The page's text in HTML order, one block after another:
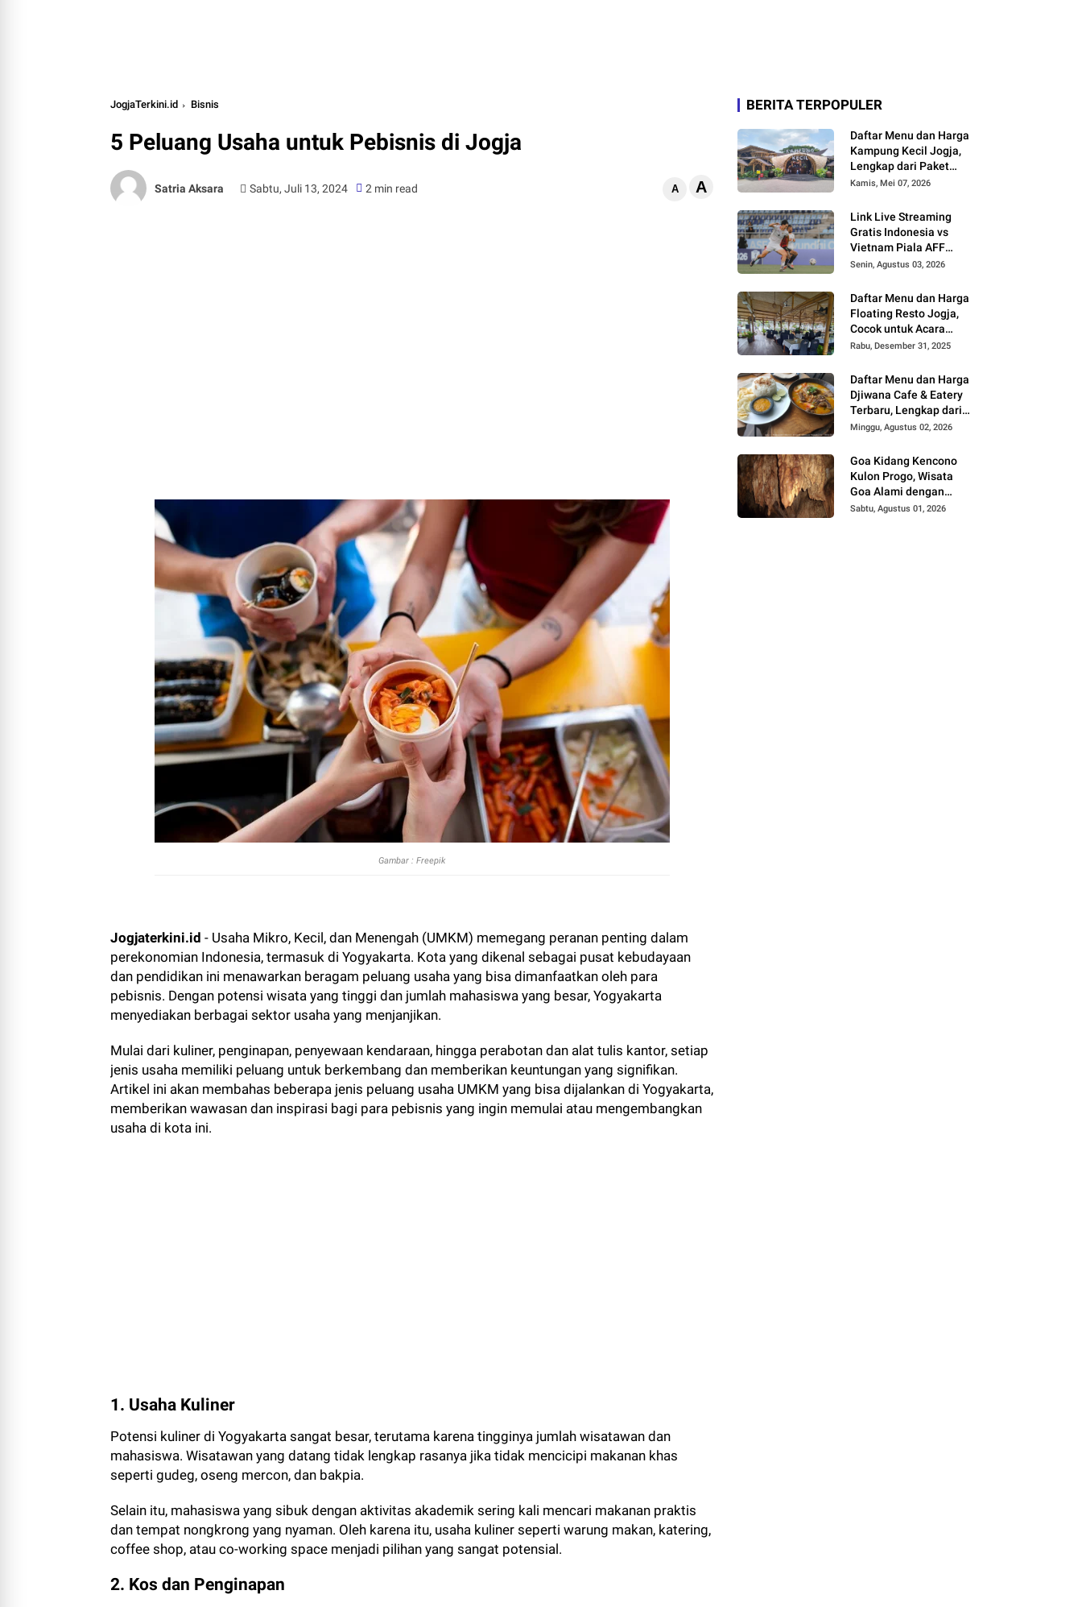
JogjaTerkini.id Bisnis
5 Peluang Usaha untuk Pebisnis di Jogja
Satria Aksara Sabtu, Juli 13, 2024 2 min read A A
Gambar : Freepik
Jogjaterkini.id - Usaha Mikro, Kecil, dan Menengah (UMKM) memegang peranan penting dalam
perekonomian Indonesia, termasuk di Yogyakarta. Kota yang dikenal sebagai pusat kebudayaan
dan pendidikan ini menawarkan beragam peluang usaha yang bisa dimanfaatkan oleh para
pebisnis. Dengan potensi wisata yang tinggi dan jumlah mahasiswa yang besar, Yogyakarta
menyediakan berbagai sektor usaha yang menjanjikan.
Mulai dari kuliner, penginapan, penyewaan kendaraan, hingga perabotan dan alat tulis kantor, setiap
jenis usaha memiliki peluang untuk berkembang dan memberikan keuntungan yang signifikan.
Artikel ini akan membahas beberapa jenis peluang usaha UMKM yang bisa dijalankan di Yogyakarta,
memberikan wawasan dan inspirasi bagi para pebisnis yang ingin memulai atau mengembangkan
usaha di kota ini.
1. Usaha Kuliner
Potensi kuliner di Yogyakarta sangat besar, terutama karena tingginya jumlah wisatawan dan
mahasiswa. Wisatawan yang datang tidak lengkap rasanya jika tidak mencicipi makanan khas
seperti gudeg, oseng mercon, dan bakpia.
Selain itu, mahasiswa yang sibuk dengan aktivitas akademik sering kali mencari makanan praktis
dan tempat nongkrong yang nyaman. Oleh karena itu, usaha kuliner seperti warung makan, katering,
coffee shop, atau co-working space menjadi pilihan yang sangat potensial.
2. Kos dan Penginapan
BERITA TERPOPULER
Daftar Menu dan Harga
Kampung Kecil Jogja,
Lengkap dari Paket
Nasi hingga Minuman
Kamis, Mei 07, 2026
Link Live Streaming
Gratis Indonesia vs
Vietnam Piala AFF
2026
Senin, Agustus 03, 2026
Daftar Menu dan Harga
Floating Resto Jogja,
Cocok untuk Acara
Keluarga dan
Rabu, Desember 31, 2025
Daftar Menu dan Harga
Djiwana Cafe & Eatery
Terbaru, Lengkap dari
Croissant, Pizza hingga
Minggu, Agustus 02, 2026
Goa Kidang Kencono
Kulon Progo, Wisata
Goa Alami dengan
Sungai Bawah Tanah
Sabtu, Agustus 01, 2026